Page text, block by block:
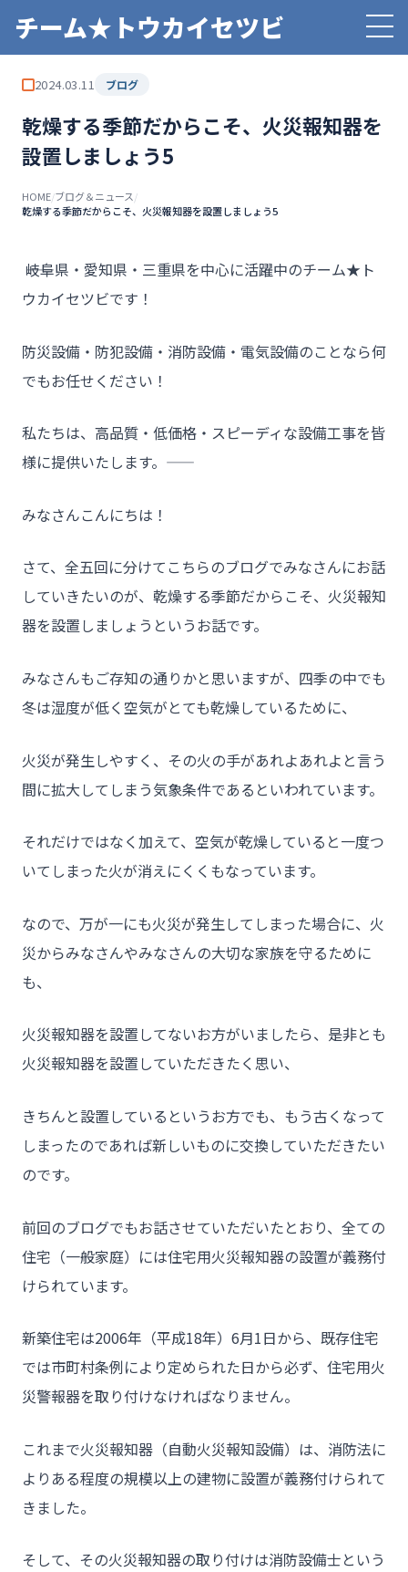
チーム★トウカイセツビ
2024.03.11 ブログ
乾燥する季節だからこそ、火災報知器を
設置しましょう5
HOME/ブログ＆ニュース/
乾燥する季節だからこそ、火災報知器を設置しましょう5
――岐阜県・愛知県・三重県を中心に活躍中のチーム★ト
ウカイセツビです！
防災設備・防犯設備・消防設備・電気設備のことなら何
でもお任せください！
私たちは、高品質・低価格・スピーディな設備工事を皆
様に提供いたします。――
みなさんこんにちは！
さて、全五回に分けてこちらのブログでみなさんにお話
していきたいのが、乾燥する季節だからこそ、火災報知
器を設置しましょうというお話です。
みなさんもご存知の通りかと思いますが、四季の中でも
冬は湿度が低く空気がとても乾燥しているために、
火災が発生しやすく、その火の手があれよあれよと言う
間に拡大してしまう気象条件であるといわれています。
それだけではなく加えて、空気が乾燥していると一度つ
いてしまった火が消えにくくもなっています。
なので、万が一にも火災が発生してしまった場合に、火
災からみなさんやみなさんの大切な家族を守るために
も、
火災報知器を設置してないお方がいましたら、是非とも
火災報知器を設置していただきたく思い、
きちんと設置しているというお方でも、もう古くなって
しまったのであれば新しいものに交換していただきたい
のです。
前回のブログでもお話させていただいたとおり、全ての
住宅（一般家庭）には住宅用火災報知器の設置が義務付
けられています。
新築住宅は2006年（平成18年）6月1日から、既存住宅
では市町村条例により定められた日から必ず、住宅用火
災警報器を取り付けなければなりません。
これまで火災報知器（自動火災報知設備）は、消防法に
よりある程度の規模以上の建物に設置が義務付けられて
きました。
そして、その火災報知器の取り付けは消防設備士という